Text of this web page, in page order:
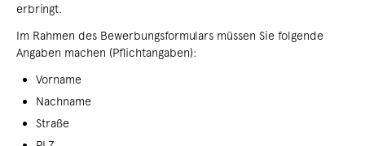
erbringt.
Im Rahmen des Bewerbungsformulars müssen Sie folgende
Angaben machen (Pflichtangaben):
Vorname
Nachname
Straße